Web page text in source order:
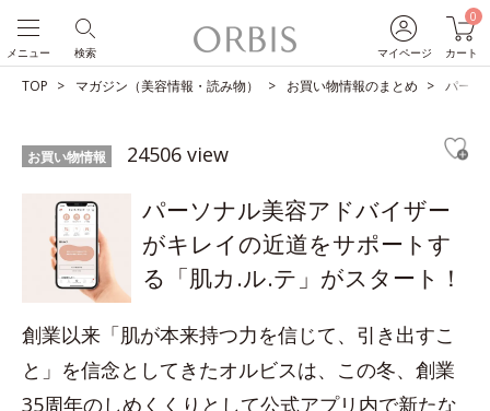
マイページ
0
カート
検索
メニュー
TOP マガジン（美容情報・読み物） お買い物情報のまとめ パーソ
お買い物情報 24506 view
パーソナル美容アドバイザー
がキレイの近道をサポートす
る「肌カ.ル.テ」がスタート！
創業以来「肌が本来持つ力を信じて、引き出すこ
と」を信念としてきたオルビスは、この冬、創業
35周年のしめくくりとして公式アプリ内で新たな